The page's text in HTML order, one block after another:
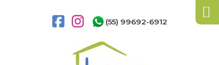
(55) 99692-6912